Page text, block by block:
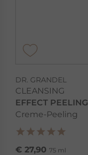
DR. GRANDEL
CLEANSING
EFFECT PEELING
Creme-Peeling
€ 27,90 75 ml